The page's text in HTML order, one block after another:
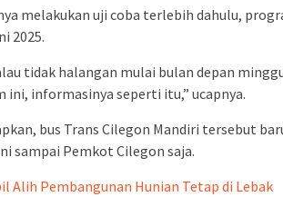
melakukan uji coba terlebih dahulu,
2025.
tidak halangan mulai bulan depan
ini, informasinya seperti itu,” ucapnya.
bus Trans Cilegon Mandiri tersebut
sampai Pemkot Cilegon saja.
Alih Pembangunan Hunian Tetap di Lebak